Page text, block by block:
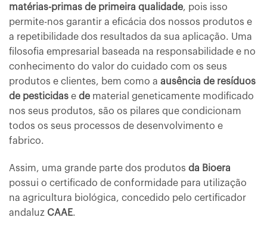
matérias-primas de primeira qualidade, pois isso
permite-nos garantir a eficácia dos nossos produtos e
a repetibilidade dos resultados da sua aplicação. Uma
filosofia empresarial baseada na responsabilidade e no
conhecimento do valor do cuidado com os seus
produtos e clientes, bem como a ausência de resíduos
de pesticidas e de material geneticamente modificado
nos seus produtos, são os pilares que condicionam
todos os seus processos de desenvolvimento e
fabrico.
Assim, uma grande parte dos produtos da Bioera
possui o certificado de conformidade para utilização
na agricultura biológica, concedido pelo certificador
andaluz CAAE.